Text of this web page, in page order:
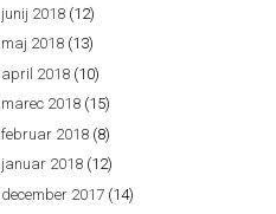
junij 2018 (12)
maj 2018 (13)
april 2018 (10)
marec 2018 (15)
februar 2018 (8)
januar 2018 (12)
december 2017 (14)